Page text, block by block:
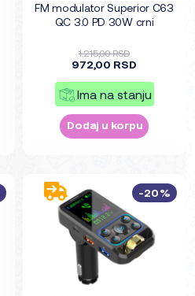
FM modulator Superior C63
QC 3.0 PD 30W crni
1.215,00 RSD
972,00 RSD
Ima na stanju
Dodaj u korpu
-20%